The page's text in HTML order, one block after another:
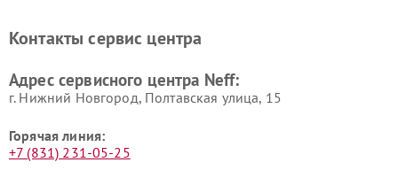
Контакты сервис центра
Адрес сервисного центра Neff:
г. Нижний Новгород, Полтавская улица, 15
Горячая линия:
+7 (831) 231-05-25